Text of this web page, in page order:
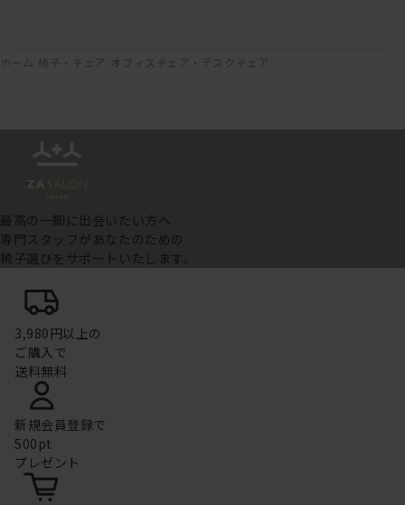
ホーム 椅子・チェア オフィスチェア・デスクチェア
最高の一脚に出会いたい方へ
専門スタッフがあなたのための
椅子選びをサポートいたします。
3,980円以上の
ご購入で
送料無料
新規会員登録で
500pt
プレゼント